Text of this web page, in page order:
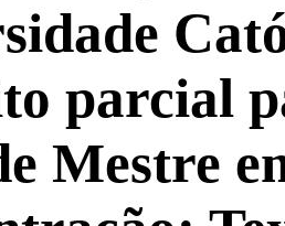
parcial
Mestre